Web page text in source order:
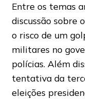
Entre os temas
discussão sobre
o risco de um
militares no
polícias. Além
tentativa da
eleições